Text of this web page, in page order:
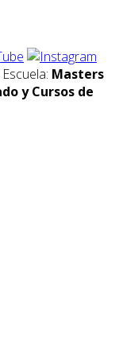
Masters
y Cursos de